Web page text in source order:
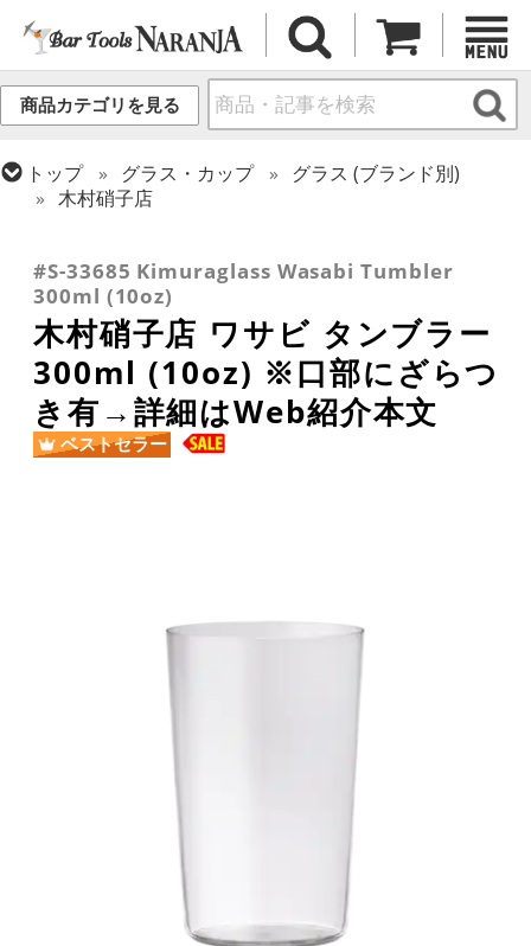
商品カテゴリを見る
トップ グラス・カップ
グラス (ブランド別)
木村硝子店
タンブラー
#S-33685 Kimuraglass Wasabi Tumbler
300ml (10oz)
木村硝子店 ワサビ タンブラー
300ml (10oz) ※口部にざらつ
き有→詳細はWeb紹介本文
ベストセラー